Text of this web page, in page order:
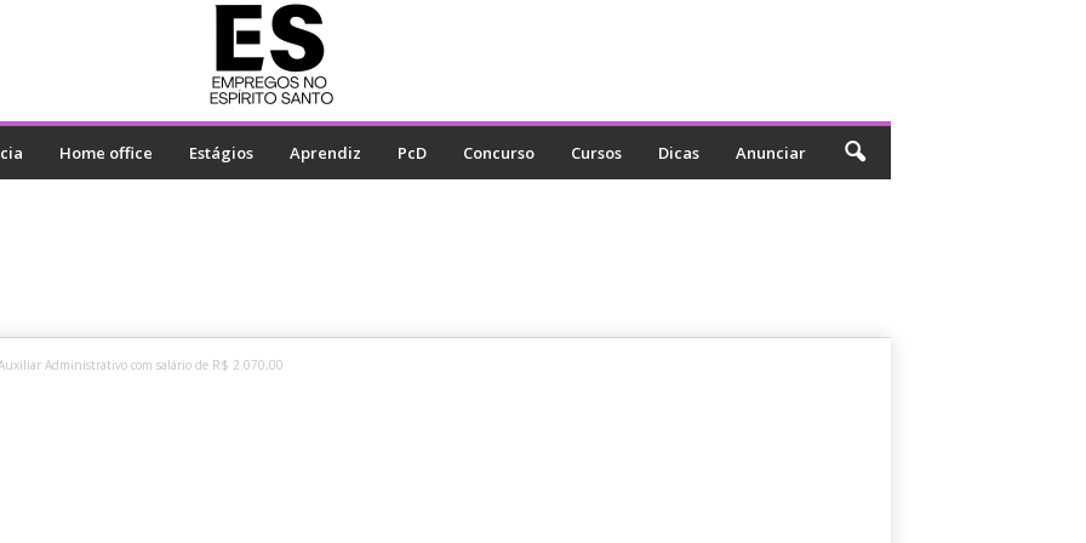
Home office Estágios Aprendiz PcD Concurso Cursos Dicas Anunciar
Administrativo com salário de R$ 2.070,00